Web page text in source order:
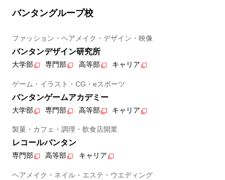
バンタングループ校
ファッション・ヘアメイク・デザイン・映像
バンタンデザイン研究所
大学部 専門部 高等部 キャリア
ゲーム・イラスト・CG・eスポーツ
バンタンゲームアカデミー
大学部 専門部 高等部 キャリア
製菓・カフェ・調理・飲食店開業
レコールバンタン
専門部 高等部 キャリア
ヘアメイク・ネイル・エステ・ウエディング